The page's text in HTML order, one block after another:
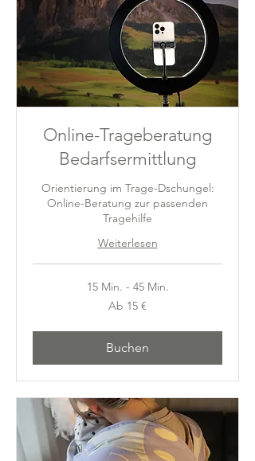
Online-Trageberatung
Bedarfsermittlung
Orientierung im Trage-Dschungel:
Online-Beratung zur passenden
Tragehilfe
Weiterlesen
15 Min. - 45 Min.
Ab 15 €
Buchen